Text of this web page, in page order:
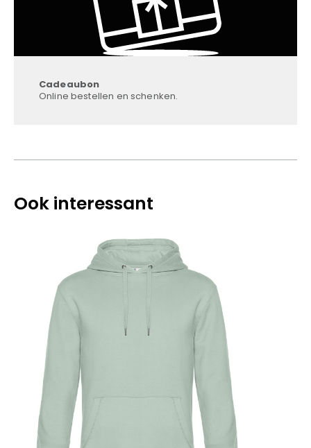
Cadeaubon
Online bestellen en schenken.
Ook interessant